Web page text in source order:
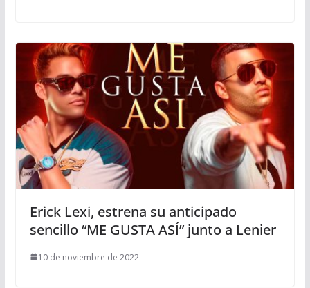
Erick Lexi, estrena su anticipado
sencillo “ME GUSTA ASÍ” junto a Lenier
10 de noviembre de 2022